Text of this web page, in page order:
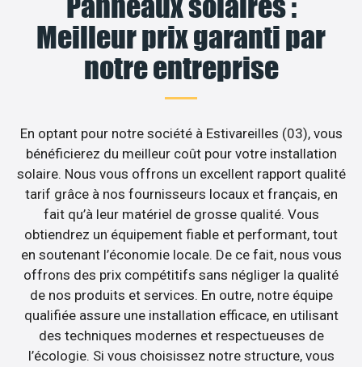
Meilleur prix garanti par
notre entreprise
En optant pour notre société à Estivareilles (03), vous
bénéficierez du meilleur coût pour votre installation
solaire. Nous vous offrons un excellent rapport qualité
tarif grâce à nos fournisseurs locaux et français, en
fait qu’à leur matériel de grosse qualité. Vous
obtiendrez un équipement fiable et performant, tout
en soutenant l’économie locale. De ce fait, nous vous
offrons des prix compétitifs sans négliger la qualité
de nos produits et services. En outre, notre équipe
qualifiée assure une installation efficace, en utilisant
des techniques modernes et respectueuses de
l’écologie. Si vous choisissez notre structure, vous